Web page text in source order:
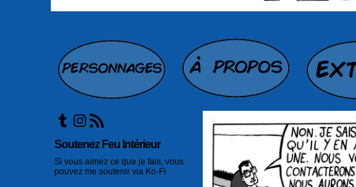
Tumblr
Instagram
Flux RSS
Soutenez Feu Intérieur
Si vous aimez ce que je fais, vous
pouvez me soutenir via Ko-Fi